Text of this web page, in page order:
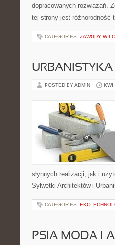
dopracowanych rozwiązań.
tej strony jest różnorodność
CATEGORIES: ZAWODY W
POSTED BY ADMIN KWI
słynnych realizacji, jak i
Sylwetki Architektów i
CATEGORIES:
PSIA MODA I